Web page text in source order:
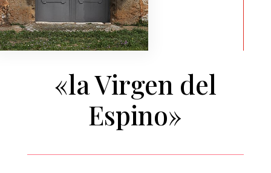
«la Virgen del
Espino»